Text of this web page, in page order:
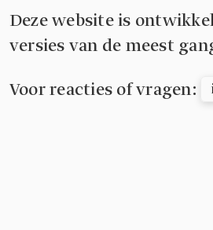
Deze website is
versies van de meest
Voor reacties of vragen: